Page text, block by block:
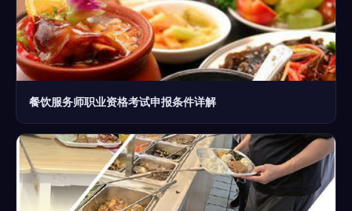
餐饮服务师职业资格考试申报条件详解